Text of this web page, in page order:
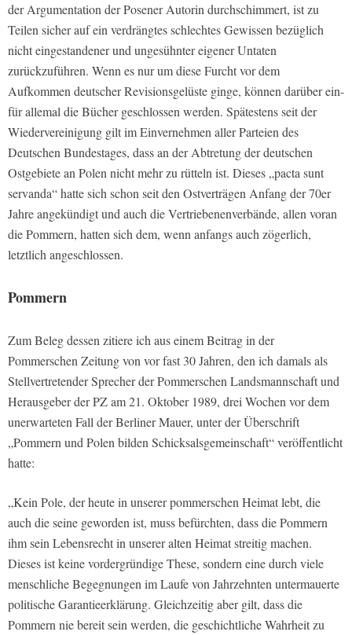
der Argumentation der Posener Autorin durchschimmert, ist zu
Teilen sicher auf ein verdrängtes schlechtes Gewissen bezüglich
nicht eingestandener und ungesühnter eigener Untaten
zurückzuführen. Wenn es nur um diese Furcht vor dem
Aufkommen deutscher Revisionsgelüste ginge, können darüber ein-
für allemal die Bücher geschlossen werden. Spätestens seit der
Wiedervereinigung gilt im Einvernehmen aller Parteien des
Deutschen Bundestages, dass an der Abtretung der deutschen
Ostgebiete an Polen nicht mehr zu rütteln ist. Dieses „pacta sunt
servanda“ hatte sich schon seit den Ostverträgen Anfang der 70er
Jahre angekündigt und auch die Vertriebenenverbände, allen voran
die Pommern, hatten sich dem, wenn anfangs auch zögerlich,
letztlich angeschlossen.
Pommern
Zum Beleg dessen zitiere ich aus einem Beitrag in der
Pommerschen Zeitung von vor fast 30 Jahren, den ich damals als
Stellvertretender Sprecher der Pommerschen Landsmannschaft und
Herausgeber der PZ am 21. Oktober 1989, drei Wochen vor dem
unerwarteten Fall der Berliner Mauer, unter der Überschrift
„Pommern und Polen bilden Schicksalsgemeinschaft“ veröffentlicht
hatte:
„Kein Pole, der heute in unserer pommerschen Heimat lebt, die
auch die seine geworden ist, muss befürchten, dass die Pommern
ihm sein Lebensrecht in unserer alten Heimat streitig machen.
Dieses ist keine vordergründige These, sondern eine durch viele
menschliche Begegnungen im Laufe von Jahrzehnten untermauerte
politische Garantieerklärung. Gleichzeitig aber gilt, dass die
Pommern nie bereit sein werden, die geschichtliche Wahrheit zu